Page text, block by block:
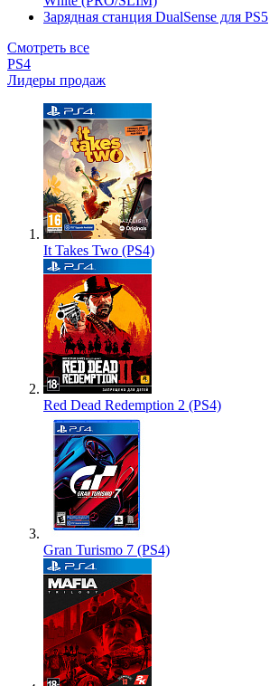
Зарядная станция DualSense для PS5
Смотреть все
PS4
Лидеры продаж
It Takes Two (PS4)
Red Dead Redemption 2 (PS4)
Gran Turismo 7 (PS4)